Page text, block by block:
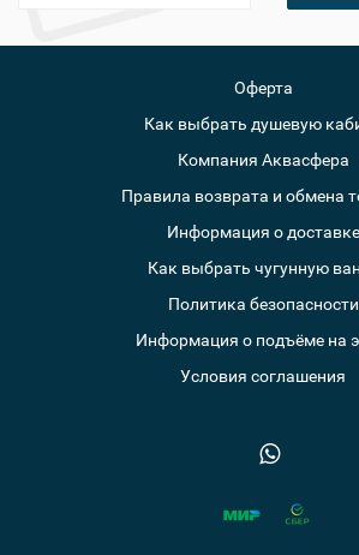
Оферта
Как выбрать душевую
Компания Аквасфера
Правила возврата и обмена
Информация о доставке
Как выбрать чугунную
Политика безопасности
Информация о подъёме на
Условия соглашения